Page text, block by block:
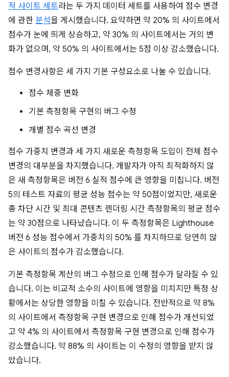
적 사이트 세트라는 두 가지 데이터 세트를 사용하여 점수 변경
에 관한 분석을 게시했습니다. 요약하면 약 20% 의 사이트에서
점수가 눈에 띄게 상승하고, 약 30% 의 사이트에서는 거의 변
화가 없으며, 약 50% 의 사이트에서는 5점 이상 감소했습니다.
점수 변경사항은 세 가지 기본 구성요소로 나눌 수 있습니다.
점수 체중 변화
기본 측정항목 구현의 버그 수정
개별 점수 곡선 변경
점수 가중치 변경과 세 가지 새로운 측정항목 도입이 전체 점수
변경의 대부분을 차지했습니다. 개발자가 아직 최적화하지 않
은 새 측정항목은 버전 6 실적 점수에 큰 영향을 미칩니다. 버전
5의 테스트 자료의 평균 성능 점수는 약 50점이었지만, 새로운
총 차단 시간 및 최대 콘텐츠 렌더링 시간 측정항목의 평균 점수
는 약 30점으로 나타났습니다. 이 두 측정항목은 Lighthouse
버전 6 성능 점수에서 가중치의 50% 를 차지하므로 당연히 많
은 사이트의 점수가 감소했습니다.
기본 측정항목 계산의 버그 수정으로 인해 점수가 달라질 수 있
습니다. 이는 비교적 소수의 사이트에 영향을 미치지만 특정 상
황에서는 상당한 영향을 미칠 수 있습니다. 전반적으로 약 8%
의 사이트에서 측정항목 구현 변경으로 인해 점수가 개선되었
고 약 4% 의 사이트에서 측정항목 구현 변경으로 인해 점수가
감소했습니다. 약 88% 의 사이트는 이 수정의 영향을 받지 않
았습니다.